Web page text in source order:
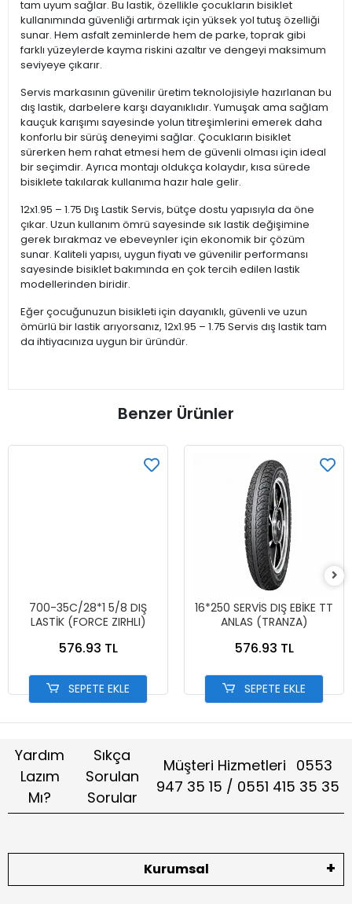
tam uyum sağlar. Bu lastik, özellikle çocukların bisiklet
kullanımında güvenliği artırmak için yüksek yol tutuş özelliği
sunar. Hem asfalt zeminlerde hem de parke, toprak gibi
farklı yüzeylerde kayma riskini azaltır ve dengeyi maksimum
seviyeye çıkarır.
Servis markasının güvenilir üretim teknolojisiyle hazırlanan bu
dış lastik, darbelere karşı dayanıklıdır. Yumuşak ama sağlam
kauçuk karışımı sayesinde yolun titreşimlerini emerek daha
konforlu bir sürüş deneyimi sağlar. Çocukların bisiklet
sürerken hem rahat etmesi hem de güvenli olması için ideal
bir seçimdir. Ayrıca montajı oldukça kolaydır, kısa sürede
bisiklete takılarak kullanıma hazır hale gelir.
12x1.95 – 1.75 Dış Lastik Servis, bütçe dostu yapısıyla da öne
çıkar. Uzun kullanım ömrü sayesinde sık lastik değişimine
gerek bırakmaz ve ebeveynler için ekonomik bir çözüm
sunar. Kaliteli yapısı, uygun fiyatı ve güvenilir performansı
sayesinde bisiklet bakımında en çok tercih edilen lastik
modellerinden biridir.
Eğer çocuğunuzun bisikleti için dayanıklı, güvenli ve uzun
ömürlü bir lastik arıyorsanız, 12x1.95 – 1.75 Servis dış lastik tam
da ihtiyacınıza uygun bir üründür.
Benzer Ürünler
700-35C/28*1 5/8 DIŞ
LASTİK (FORCE ZIRHLI)
576.93 TL
SEPETE EKLE
16*250 SERVİS DIŞ EBİKE TT
ANLAS (TRANZA)
576.93 TL
SEPETE EKLE
Yardım
Lazım
Mı?
Sıkça
Sorulan
Sorular
Müşteri Hizmetleri 0553
947 35 15 / 0551 415 35 35
Kurumsal